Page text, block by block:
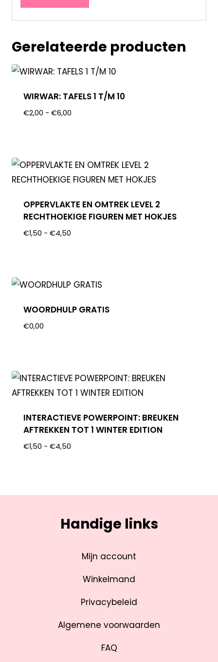
Gerelateerde producten
WIRWAR: TAFELS 1 T/M 10
€2,00 - €6,00
OPPERVLAKTE EN OMTREK LEVEL 2
RECHTHOEKIGE FIGUREN MET HOKJES
€1,50 - €4,50
WOORDHULP GRATIS
€0,00
INTERACTIEVE POWERPOINT: BREUKEN
AFTREKKEN TOT 1 WINTER EDITION
€1,50 - €4,50
Handige links
Mijn account
Winkelmand
Privacybeleid
Algemene voorwaarden
FAQ